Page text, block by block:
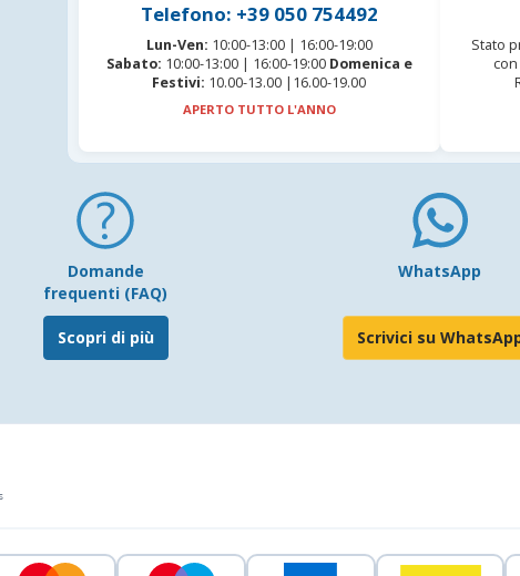
Telefono: +39 050 754492
Lun-Ven: 10:00-13:00 | 16:00-19:00
Sabato: 10:00-13:00 | 16:00-19:00 Domenica e
Festivi: 10.00-13.00 |16.00-19.00
APERTO TUTTO L'ANNO
Stato
Domande
frequenti (FAQ)
Scopri di più
WhatsApp
Scrivici su